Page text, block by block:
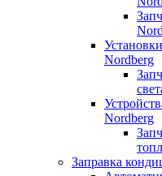
Nordberg
Nordberg
Заправка